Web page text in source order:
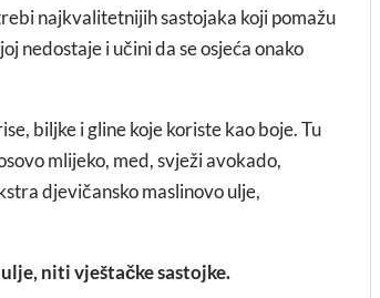
najkvalitetnijih sastojaka koji pomažu
nedostaje i učini da se osjeća onako
biljke i gline koje koriste kao boje. Tu
mlijeko, med, svježi avokado,
djevičansko maslinovo ulje,
niti vještačke sastojke.